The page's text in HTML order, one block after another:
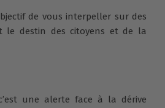
de vous interpeller sur des
le destin des citoyens et de la
une alerte face à la dérive